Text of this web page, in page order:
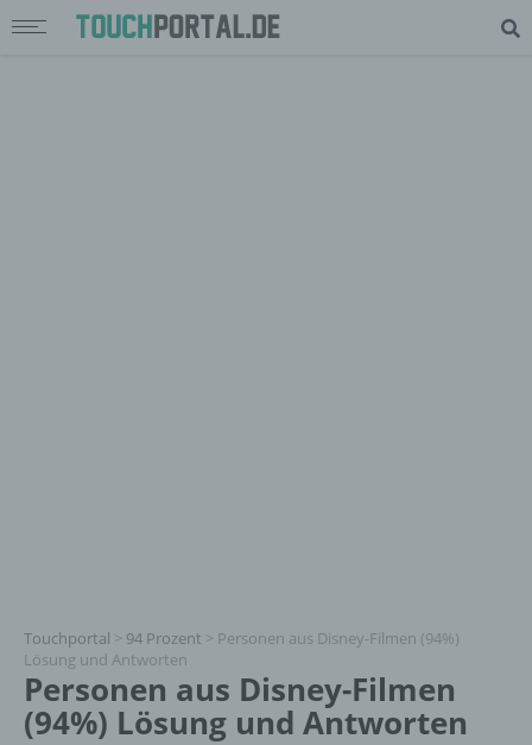
Touchportal > 94 Prozent > Personen aus Disney-Filmen (94%)
Lösung und Antworten
Personen aus Disney-Filmen
(94%) Lösung und Antworten